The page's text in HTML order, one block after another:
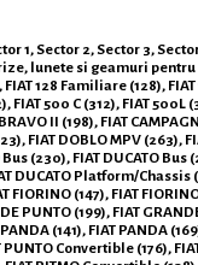
1, Sector 2, Sector 3,
lunete si geamuri
128 Familiare (128), FIAT
FIAT 500 C (312), FIAT 500L
II (198), FIAT
FIAT DOBLO MPV
(230), FIAT DUCATO Bus
DUCATO Platform/Chassis
(147), FIAT
PUNTO (199), FIAT
(141), FIAT PANDA
PUNTO Convertible (176),